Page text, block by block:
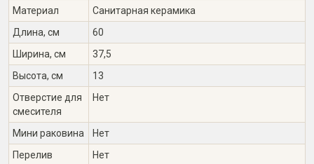
Материал
Санитарная керамика
Длина, см
60
Ширина, см
37,5
Высота, см
13
Отверстие для
смесителя
Нет
Мини раковина
Нет
Перелив
Нет